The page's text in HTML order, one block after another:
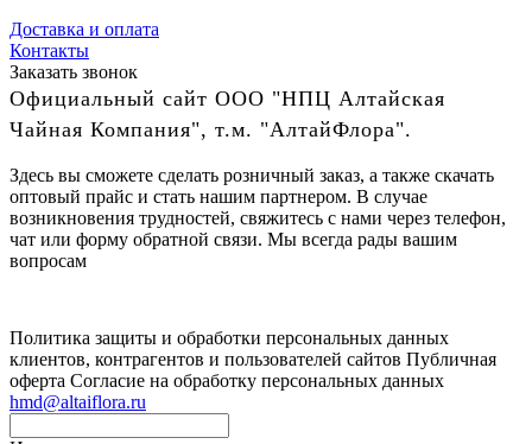
Доставка и оплата
Контакты
Заказать звонок
Официальный сайт ООО "НПЦ Алтайская
Чайная Компания", т.м. "АлтайФлора".
Здесь вы сможете сделать розничный заказ, а также скачать
оптовый прайс и стать нашим партнером. В случае
возникновения трудностей, свяжитесь с нами через телефон,
чат или форму обратной связи. Мы всегда рады вашим
вопросам
Политика защиты и обработки персональных данных
клиентов, контрагентов и пользователей сайтов Публичная
оферта Согласие на обработку персональных данных
hmd@altaiflora.ru